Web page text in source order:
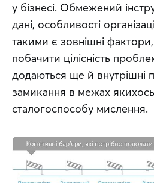
у бізнесі. Обмежений
дані, особливості
такими є зовнішні
побачити цілісність
додаються ще й внутрішні
замикання в межах якихось
сталогоспособу мислення.